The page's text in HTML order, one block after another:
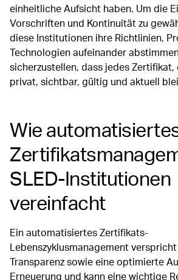
einheitliche Aufsicht haben. Um die
Vorschriften und Kontinuität zu
diese Institutionen ihre Richtlinien,
Technologien aufeinander
sicherzustellen, dass jedes
privat, sichtbar, gültig und aktuell
Wie
SLED-Institutionen
vereinfacht
Ein automatisiertes Zertifikats-
Lebenszyklusmanagement
Transparenz sowie eine optimierte
Erneuerung und kann eine wichtige